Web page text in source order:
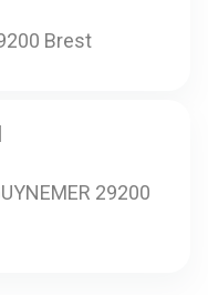
Brest
29200